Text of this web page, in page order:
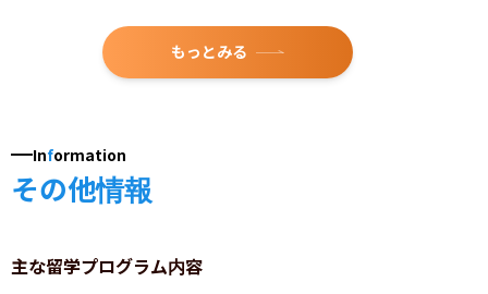
もっとみる
Information
その他情報
主な留学プログラム内容